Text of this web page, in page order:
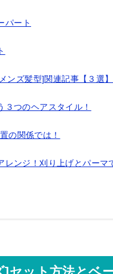
パート
ンズ髪型]関連記事【３選】
つのヘアスタイル！
の関係では！
レンジ！刈り上げとパーマ
セット方法とベ